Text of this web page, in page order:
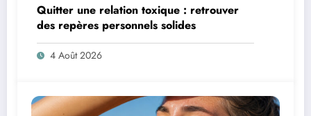
Quitter une relation toxique : retrouver
des repères personnels solides
4 Août 2026